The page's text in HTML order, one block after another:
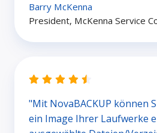
Barry McKenna
President, McKenna Service
"Mit NovaBACKUP können
ein Image Ihrer Laufwerke